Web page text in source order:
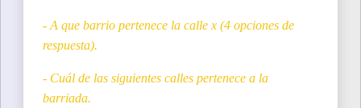
- A que barrio pertenece la calle x (4 opciones de
respuesta).
- Cuál de las siguientes calles pertenece a la
barriada.